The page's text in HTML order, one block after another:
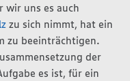
wir uns es auch
zu sich nimmt, hat ein
zu beeinträchtigen.
der
es ist, für ein